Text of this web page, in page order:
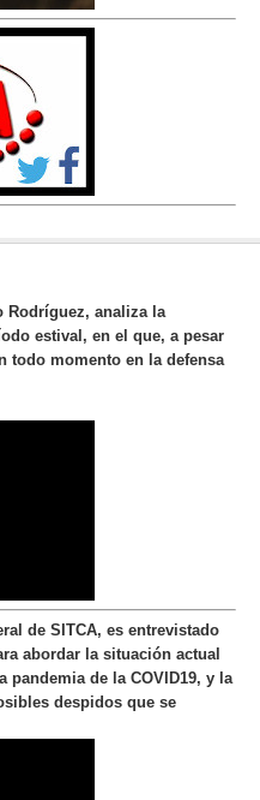
Rodríguez, analiza la
estival, en el que, a pesar
todo momento en la defensa
de SITCA, es entrevistado
abordar la situación actual
de la COVID19, y la
despidos que se